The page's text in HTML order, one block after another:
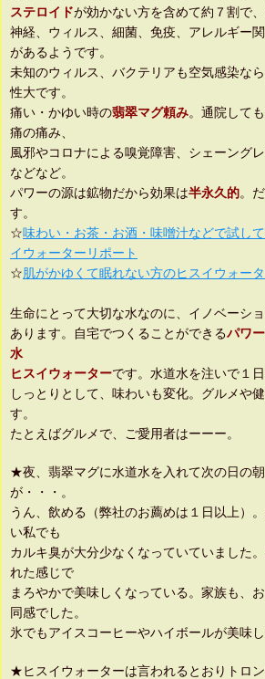
ステロイドが効かない方を含めて約７割で
神経、ウィルス、細菌、免疫、アレルギー
があるようです。
未知のウィルス、バクテリアも空気感染な
性大です。
痛い・かゆい時の翡翠マグ頼み。通院して
痛の痛み、
風邪やコロナによる嗅覚障害、シェーング
などなど。
パワーの源は鉱物だから効果は半永久的。
す。
☆味わい・お茶・お酒・味噌汁などで試し
イウォーターリポート
☆肌がかゆくて眠れない方のヒスイウォー
生命にとって大切な水なのに、イノベーシ
あります。自宅でつくることができるパワ
水
ヒスイウォーターです。水道水を注いで１
しっとりとして、味わいも変化。グルメや
す。
たとえばグルメで、ご愛用者はーーー。
★夜、翡翠マグに水道水を入れて次の日の
が・・・。
うん、飲める（弊社のお薦めは１日以上）
い私でも
カルキ臭が大分少なくなっていていました
れた感じで
まろやかで美味しくなっている。家族も、
同感でした。
氷でもアイスコーヒーやハイボールが美味
★ヒスイウォーターは言われるとおりトロ